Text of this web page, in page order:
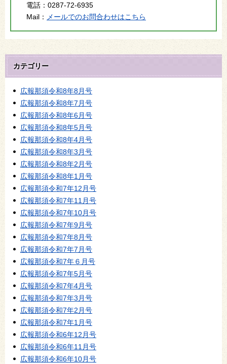
電話： 0287-72-6935
Mail：
メールでのお問合わせはこちら
カテゴリー
広報那須令和8年8月号
広報那須令和8年7月号
広報那須令和8年6月号
広報那須令和8年5月号
広報那須令和8年4月号
広報那須令和8年3月号
広報那須令和8年2月号
広報那須令和8年1月号
広報那須令和7年12月号
広報那須令和7年11月号
広報那須令和7年10月号
広報那須令和7年9月号
広報那須令和7年8月号
広報那須令和7年7月号
広報那須令和7年６月号
広報那須令和7年5月号
広報那須令和7年4月号
広報那須令和7年3月号
広報那須令和7年2月号
広報那須令和7年1月号
広報那須令和6年12月号
広報那須令和6年11月号
広報那須令和6年10月号